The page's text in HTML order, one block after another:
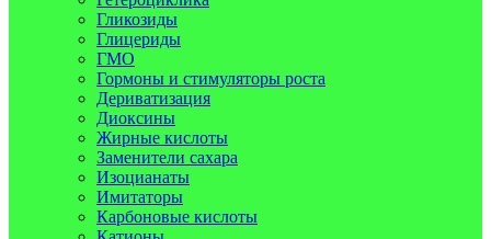
Гликозиды
Глицериды
ГМО
Гормоны и стимуляторы роста
Дериватизация
Диоксины
Жирные кислоты
Заменители сахара
Изоцианаты
Имитаторы
Карбоновые кислоты